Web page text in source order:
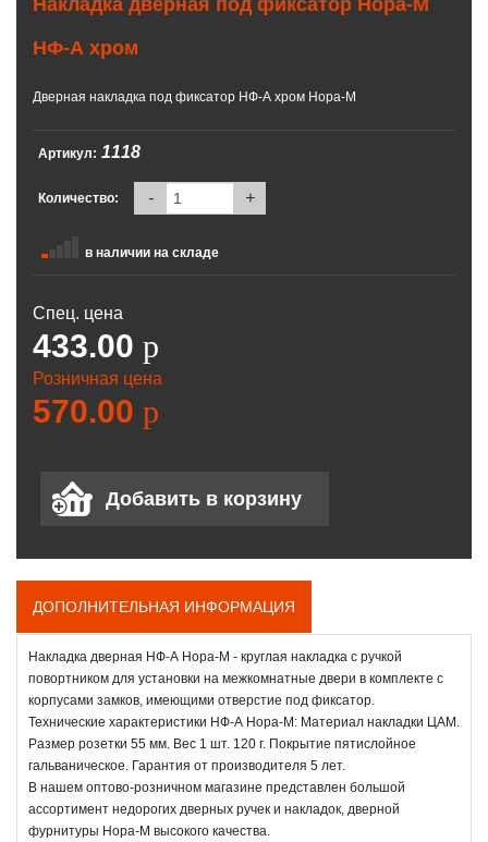
НФ-А хром
Дверная накладка под фиксатор НФ-А хром Нора-М
Артикул: 1118
Количество: - +
в наличии на складе
Спец. цена
433.00 p
Розничная цена
570.00 p
ДОПОЛНИТЕЛЬНАЯ ИНФОРМАЦИЯ
Накладка дверная НФ-А Нора-М - круглая накладка с ручкой
повортником для установки на межкомнатные двери в комплекте с
корпусами замков, имеющими отверстие под фиксатор.
Технические характеристики НФ-А Нора-М: Материал накладки ЦАМ.
Размер розетки 55 мм. Вес 1 шт. 120 г. Покрытие пятислойное
гальваническое. Гарантия от производителя 5 лет.
В нашем оптово-розничном магазине представлен большой
ассортимент недорогих дверных ручек и накладок, дверной
фурнитуры Нора-М высокого качества.